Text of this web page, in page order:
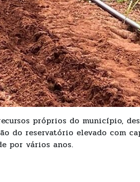
próprios do município,
do reservatório elevado com
por vários anos.